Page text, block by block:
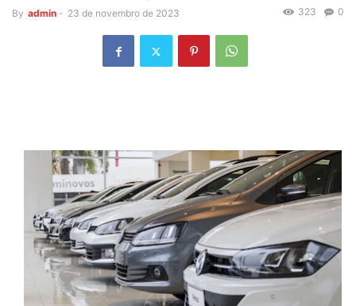
By admin - 23 de novembro de 2023 0
323